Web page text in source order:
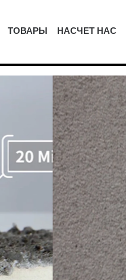
ТОВАРЫ НАСЧЕТ НАС